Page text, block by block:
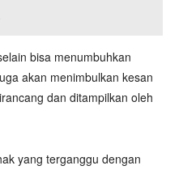
bisa menumbuhkan
akan menimbulkan kesan
dan ditampilkan oleh
yang terganggu dengan